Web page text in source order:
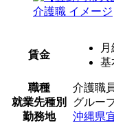
賃金
基
職種
介護職
就業先種別
グルー
勤務地
沖縄県